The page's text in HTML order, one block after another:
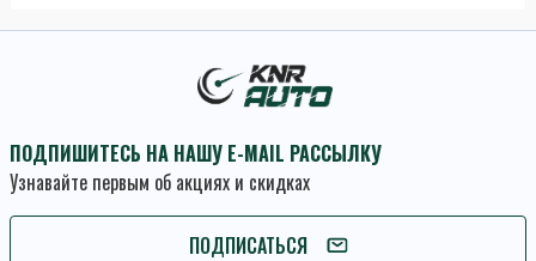
ПОДПИШИТЕСЬ НА НАШУ E-MAIL РАССЫЛКУ
Узнавайте первым об акциях и скидках
ПОДПИСАТЬСЯ
ПОДПИСАТЬСЯ